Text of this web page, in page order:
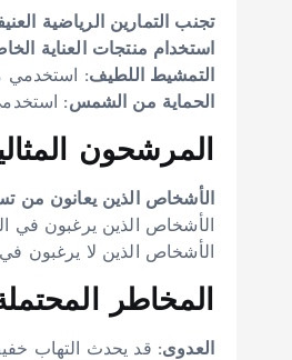
تجنب التمارين الرياضية
استخدام منتجات العناية
التمشيط اللطيف: استخدمي
الحماية من الشمس:
المرشحون
الأشخاص الذين يعانون من
الأشخاص الذين يرغبون
الأشخاص الذين لا يرغبون
المخاطر
العدوى: قد يحدث التهاب